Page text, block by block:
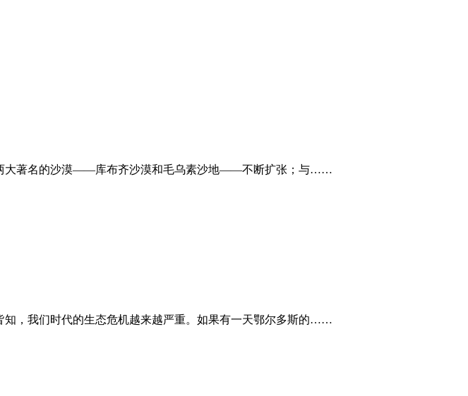
两大著名的沙漠——库布齐沙漠和毛乌素沙地——不断扩张；与……
知，我们时代的生态危机越来越严重。如果有一天鄂尔多斯的……